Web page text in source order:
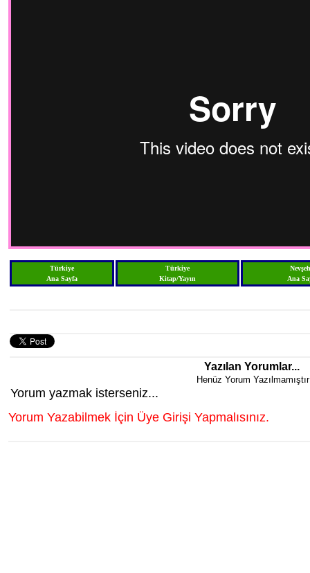
Türkiye
Ana Sayfa
Türkiye
Kitap/Yayın
Ana
Yazılan Yorumlar...
Henüz Yorum Yazılmamıştır
Yorum yazmak isterseniz...
Yorum Yazabilmek İçin Üye Girişi Yapmalısınız.